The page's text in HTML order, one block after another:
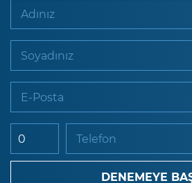
Adınız
Soyadınız
E-Posta
Telefon